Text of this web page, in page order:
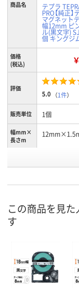
商品名 テプラ
PRO【純正】
マグネット
幅12mm ピ
ル(黒文字)
個 キングジ
価格
(税込)
評価
5.0 （1件）
販売単位 1個
幅mm×
長さm
号
お届け日
カ
この商品を見
す